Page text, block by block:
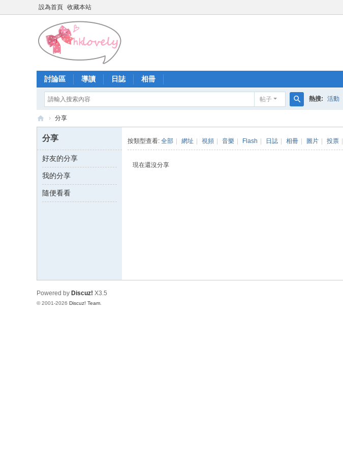
設為首頁 收藏本站
討論區 導讀 日誌 相冊
帖子
索
熱搜: 活動
少
女
論
› 分享
分享
好友的分享
我的分享
隨便看看
按類型查看: 全部 網址 視頻 音樂 Flash 日誌 相冊 圖片 投票
現在還沒分享
Powered by Discuz! X3.5
© 2001-2026 Discuz! Team